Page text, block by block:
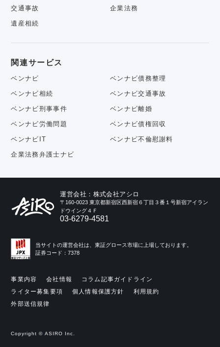
交通事故 企業法務
遺産相続
関連サービス
ベンナビ ベンナビ債務整理
ベンナビ相続 ベンナビ交通事故
ベンナビ刑事事件 ベンナビ離婚
ベンナビ労働問題 ベンナビ債権回収
ベンナビIT ベンナビ不倫慰謝料
企業法務弁護士ナビ
運営会社：株式会社アシロ
〒160-0023 東京都新宿区西新宿６丁目３番１号新宿アイラン
ドウイング４Ｆ
03-6279-4581
当サイトの運営会社は、東証グロース市場に上場しております。
証券コード：7378
事業内容 会社情報
コラム記事ガイドライン
ライター募集要項
個人情報保護方針
利用規約
外部送信規律
Copyright © ASIRO Inc.